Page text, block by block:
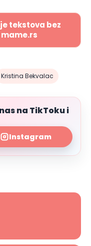
tekstova bez
Kristina Bekvalac
na TikToku i
Instagram